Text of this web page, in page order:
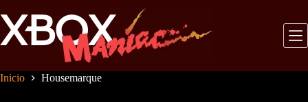
al
contenido
Inicio Housemarque